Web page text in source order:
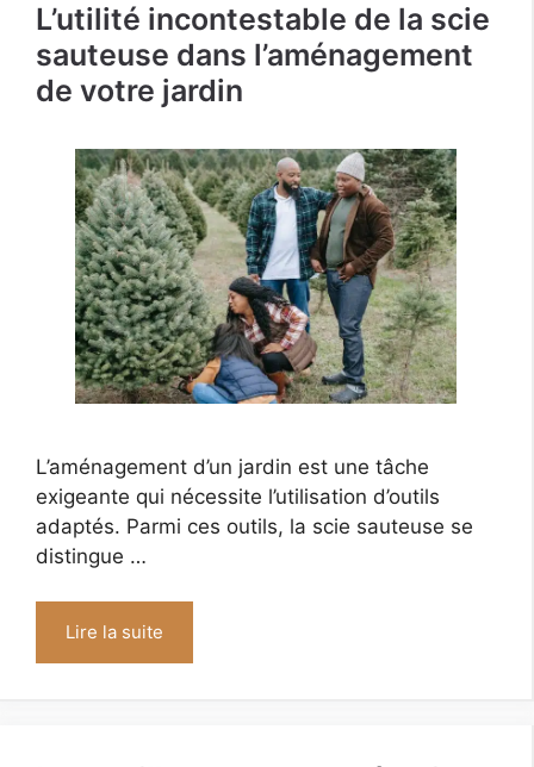
L’utilité incontestable de la scie
sauteuse dans l’aménagement
de votre jardin
L’aménagement d’un jardin est une tâche
exigeante qui nécessite l’utilisation d’outils
adaptés. Parmi ces outils, la scie sauteuse se
distingue …
Lire la suite